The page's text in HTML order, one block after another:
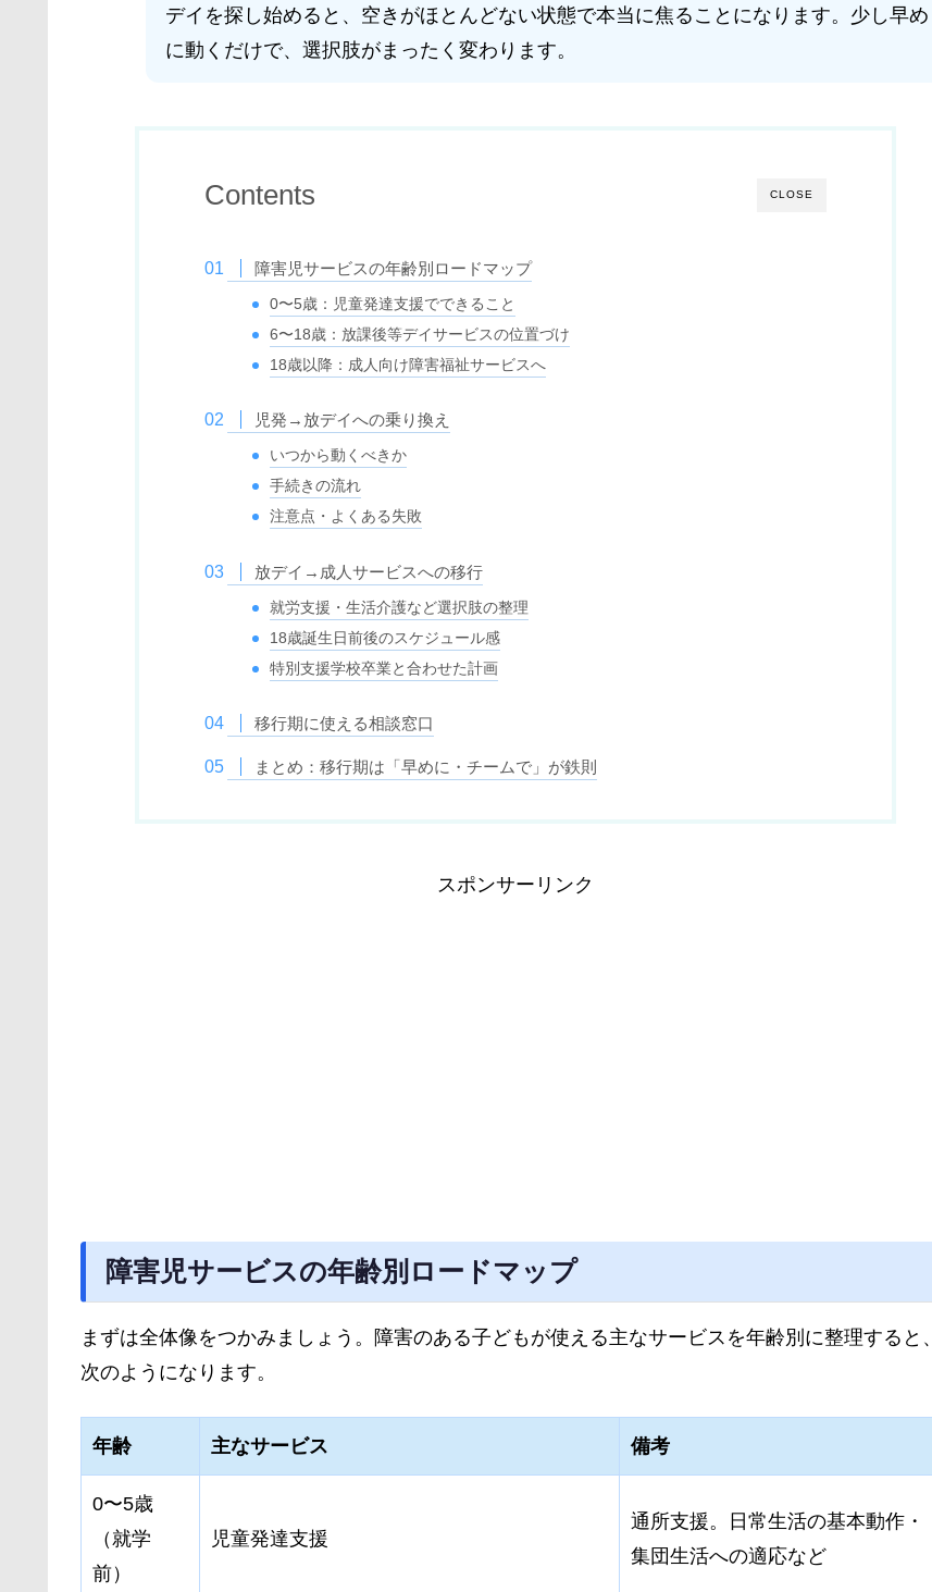
デイを探し始めると、空きがほとんどない状態で本当に焦ることになります。少し早め
に動くだけで、選択肢がまったく変わります。
CLOSE
Contents
障害児サービスの年齢別ロードマップ
0〜5歳：児童発達支援でできること
6〜18歳：放課後等デイサービスの位置づけ
18歳以降：成人向け障害福祉サービスへ
児発→放デイへの乗り換え
いつから動くべきか
手続きの流れ
注意点・よくある失敗
放デイ→成人サービスへの移行
就労支援・生活介護など選択肢の整理
18歳誕生日前後のスケジュール感
特別支援学校卒業と合わせた計画
移行期に使える相談窓口
まとめ：移行期は「早めに・チームで」が鉄則
スポンサーリンク
障害児サービスの年齢別ロードマップ
まずは全体像をつかみましょう。障害のある子どもが使える主なサービスを年齢別に整理すると、
次のようになります。
年齢 主なサービス 備考
0〜5歳
（就学
前）
児童発達支援
通所支援。日常生活の基本動作・
集団生活への適応など